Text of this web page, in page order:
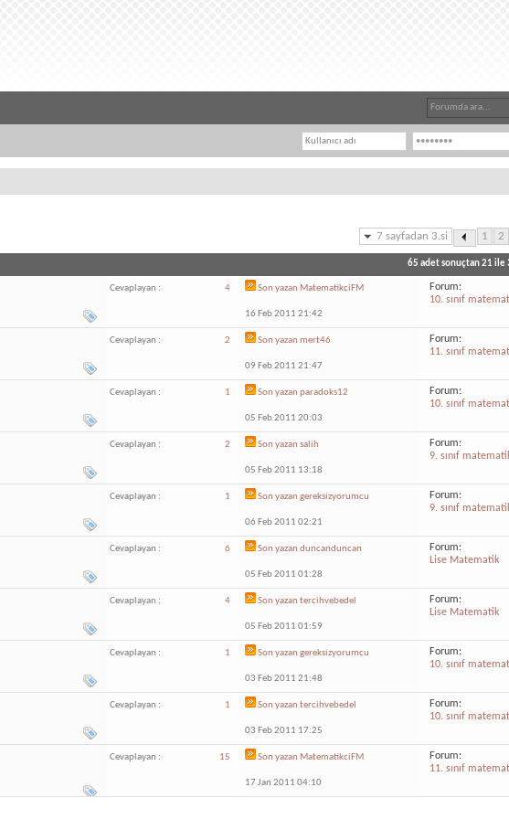
7 sayfadan 3.si 1 2
65 adet sonuçtan 21 ile
Cevaplayan : 4 Son yazan MatematikciFM
16 Feb 2011 21:42
Forum:
10. sınıf
Cevaplayan : 2 Son yazan mert46
09 Feb 2011 21:47
Forum:
11. sınıf
Cevaplayan : 1 Son yazan paradoks12
05 Feb 2011 20:03
Forum:
10. sınıf
Cevaplayan : 2 Son yazan salih
05 Feb 2011 13:18
Forum:
9. sınıf
Cevaplayan : 1 Son yazan gereksizyorumcu
06 Feb 2011 02:21
Forum:
9. sınıf
Cevaplayan : 6 Son yazan duncanduncan
05 Feb 2011 01:28
Forum:
Lise Matematik
Cevaplayan : 4 Son yazan tercihvebedel
05 Feb 2011 01:59
Forum:
Lise Matematik
Cevaplayan : 1 Son yazan gereksizyorumcu
03 Feb 2011 21:48
Forum:
10. sınıf
Cevaplayan : 1 Son yazan tercihvebedel
03 Feb 2011 17:25
Forum:
10. sınıf
Cevaplayan : 15 Son yazan MatematikciFM
17 Jan 2011 04:10
Forum:
11. sınıf